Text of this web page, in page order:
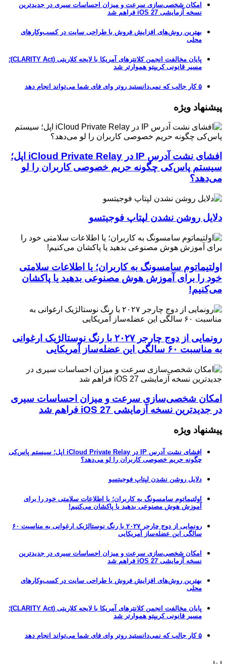
امکان شخصی‌سازی سرعت و میزان احساسات سیری در جدیدترین
نسخه آزمایشی iOS 27 فراهم شد
بهترین روش‌های افزایش فروش با طراحی سایت در کسب‌وکارهای
محلی
پایان مخالفت انجمن کلانترهای آمریکا با لایحه کلاریتی (CLARITY Act)؛
مسیر قانونی کریپتو هموارتر شد
۵ کار جالب که نمی‌دانستید روتر وای فای شما می‌تواند انجام دهد
پیشنهاد ویژه
افشای نشت آدرس IP در iCloud Private Relay اپل؛
سیستم پاس‌کی چگونه حریم خصوصی کاربران را لو
می‌دهد؟
دلایل روشن نشدن لپتاپ فوجیتسو
اولتیماتوم سامسونگ به کاربران؛ یا اطلاعات سلامتی
خود را برای آموزش هوش مصنوعی بدهید یا پاکشان
می‌کنیم!
رونمایی از دوج چارجر ۲۰۲۷ با رنگ نوستالژیک ارغوانی
به مناسبت ۶۰ سالگی این عضله‌ساز آمریکایی
امکان شخصی‌سازی سرعت و میزان احساسات سیری
در جدیدترین نسخه آزمایشی iOS 27 فراهم شد
پیشنهاد ویژه
افشای نشت آدرس IP در iCloud Private Relay اپل؛ سیستم پاس‌کی
چگونه حریم خصوصی کاربران را لو می‌دهد؟
دلایل روشن نشدن لپتاپ فوجیتسو
اولتیماتوم سامسونگ به کاربران؛ یا اطلاعات سلامتی خود را برای
آموزش هوش مصنوعی بدهید یا پاکشان می‌کنیم!
رونمایی از دوج چارجر ۲۰۲۷ با رنگ نوستالژیک ارغوانی به مناسبت ۶۰
سالگی این عضله‌ساز آمریکایی
امکان شخصی‌سازی سرعت و میزان احساسات سیری در جدیدترین
نسخه آزمایشی iOS 27 فراهم شد
بهترین روش‌های افزایش فروش با طراحی سایت در کسب‌وکارهای
محلی
پایان مخالفت انجمن کلانترهای آمریکا با لایحه کلاریتی (CLARITY Act)؛
مسیر قانونی کریپتو هموارتر شد
۵ کار جالب که نمی‌دانستید روتر وای فای شما می‌تواند انجام دهد